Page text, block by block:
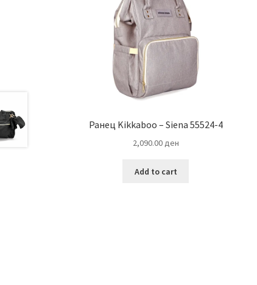
Ранец Kikkaboo – Siena 55524-4
2,090.00ден
Add to cart